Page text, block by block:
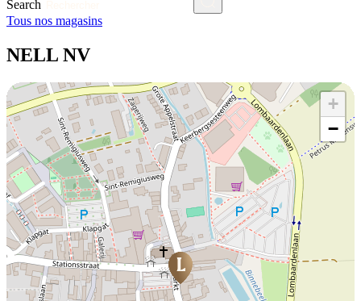
Search
Tous nos magasins
NELL NV
+
−